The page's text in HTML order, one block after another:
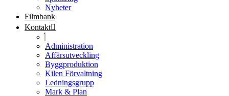
Nyheter
Filmbank
Kontakt
Administration
Affärsutveckling
Byggproduktion
Kilen Förvaltning
Ledningsgrupp
Mark & Plan